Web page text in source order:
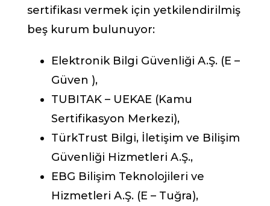
sertifikası vermek için yetkilendirilmiş
beş kurum bulunuyor:
Elektronik Bilgi Güvenliği A.Ş. (E –
Güven ),
TUBITAK – UEKAE (Kamu
Sertifikasyon Merkezi),
TürkTrust Bilgi, İletişim ve Bilişim
Güvenliği Hizmetleri A.Ş.,
EBG Bilişim Teknolojileri ve
Hizmetleri A.Ş. (E – Tuğra),